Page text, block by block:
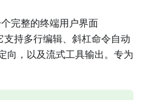
完整的终端用户界面
持多行编辑、斜杠命令自动
向，以及流式工具输出。专为